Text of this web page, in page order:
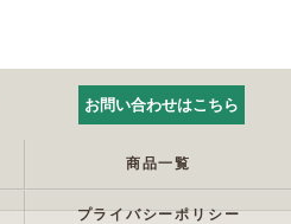
お問い合わせはこちら
商品一覧
プライバシーポリシー